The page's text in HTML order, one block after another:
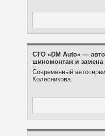
СТО «DM Auto» —
шиномонтаж и замена
Современный
Колесникова.